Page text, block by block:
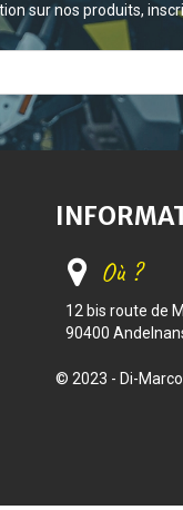
sur nos produits,
Où ?
12 bis route de
90400
© 2023 - Di-